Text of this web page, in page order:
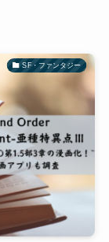
SF・ファンタジー